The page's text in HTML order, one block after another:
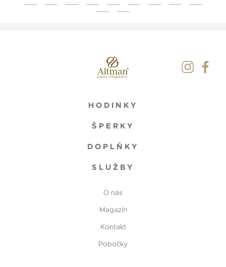
HODINKY
ŠPERKY
DOPLŇKY
SLUŽBY
O nás
Magazín
Kontakt
Pobočky